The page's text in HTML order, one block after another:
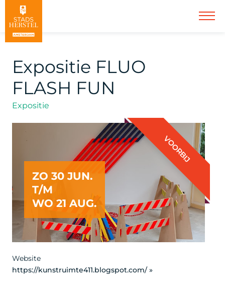
Expositie FLUO
FLASH FUN
Expositie
ZO 30 JUN.
T/M
WO 21 AUG.
VOORBIJ
Website
https://kunstruimte411.blogspot.com/ »